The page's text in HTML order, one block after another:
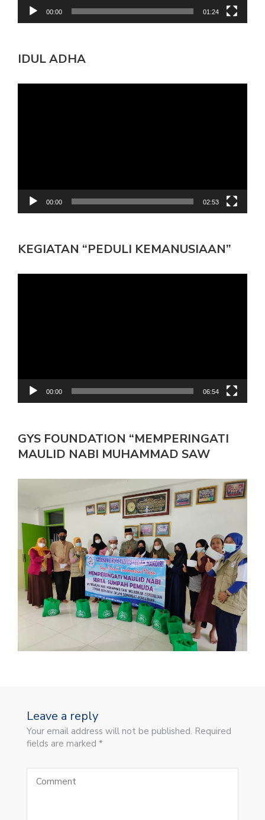
00:00 01:24
IDUL ADHA
00:00 02:53
KEGIATAN “PEDULI KEMANUSIAAN”
00:00 06:54
GYS FOUNDATION “MEMPERINGATI
MAULID NABI MUHAMMAD SAW
Leave a reply
Your email address will not be published. Required
fields are marked *